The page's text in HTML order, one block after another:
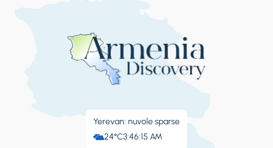
Yerevan: nuvole sparse
24°C3:46:16 AM